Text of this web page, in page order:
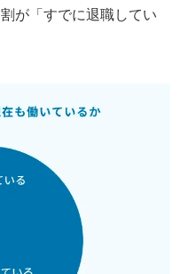
が「すでに退職してい